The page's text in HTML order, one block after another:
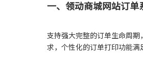
一、领动商城网站订单
支持强大完整的订单生命周
求，个性化的订单打印功能满